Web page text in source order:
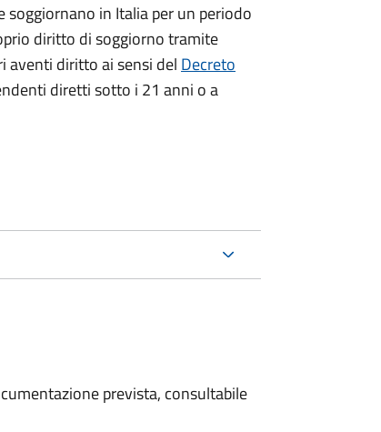
soggiornano in Italia per un periodo
diritto di soggiorno tramite
aventi diritto ai sensi del Decreto
diretti sotto i 21 anni o a
prevista, consultabile